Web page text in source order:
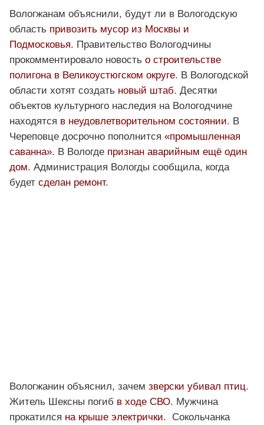
Вологжанам объяснили, будут ли в Вологодскую
область привозить мусор из Москвы и
Подмосковья. Правительство Вологодчины
прокомментировало новость о строительстве
полигона в Великоустюгском округе. В Вологодской
области хотят создать новый штаб. Десятки
объектов культурного наследия на Вологодчине
находятся в неудовлетворительном состоянии. В
Череповце досрочно пополнится «промышленная
саванна». В Вологде признан аварийным ещё один
дом. Администрация Вологды сообщила, когда
будет сделан ремонт.
Вологжанин объяснил, зачем зверски убивал птиц.
Житель Шексны погиб в ходе СВО. Мужчина
прокатился на крыше электрички. Сокольчанка